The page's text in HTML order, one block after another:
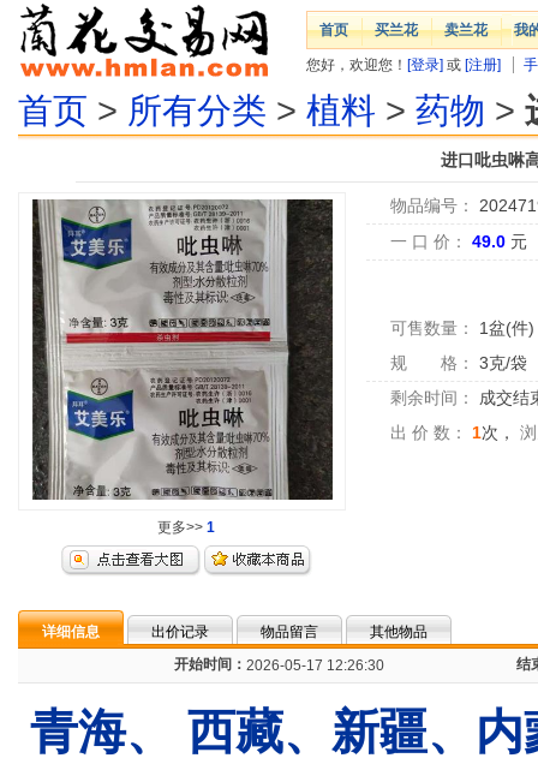
首页 买兰花 卖兰花 我
您好，欢迎您！ [登录] 或 [注册]
首页 > 所有分类 > 植料 > 药物 >
进口吡虫啉
更多>> 1
物品编号：
一 口 价：
49.0 元
可售数量： 1盆(件)
规 格：
3克/袋
剩余时间：
成交结
出 价 数：
1次，
详细信息 出价记录 物品留言
其他物品
开始时间： 2026-05-17 12:26:30 结
青海、 西藏、新疆、